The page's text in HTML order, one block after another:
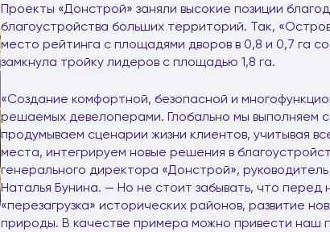
Проекты «Донстрой» заняли высокие позиции
благоустройства больших территорий. Так,
место рейтинга с площадями дворов в 0,8 и 0,7 га
замкнула тройку лидеров с площадью 1,8 га.
«Создание комфортной, безопасной и
решаемых девелоперами. Глобально мы выполняем
продумываем сценарии жизни клиентов, учитывая
места, интегрируем новые решения в
генерального директора «Донстрой»,
Наталья Бунина. — Но не стоит забывать, что
«перезагрузка» исторических районов, развитие
природы. В качестве примера можно привести наш